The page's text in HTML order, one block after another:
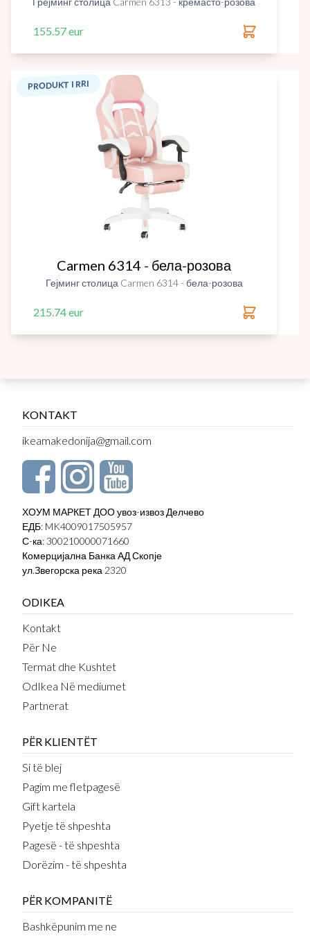
155.57 eur
PRODUKT I RRI
Carmen 6314 - бела-розова
Гејминг столица Carmen 6314 - бела-розова
215.74 eur
KONTAKT
ikeamakedonija@gmail.com
ХОУМ МАРКЕТ ДОО увоз-извоз Делчево
ЕДБ: MK4009017505957
С-ка: 300210000071660
Комерцијална Банка АД Скопје
ул.Звегорска река 2320
ODIKEA
Kontakt
Për Ne
Termat dhe Kushtet
OdIkea Në mediumet
Partnerat
PËR KLIENTËT
Si të blej
Pagim me fletpagesë
Gift kartela
Pyetje të shpeshta
Pagesë - të shpeshta
Dorëzim - të shpeshta
PËR KOMPANITË
Bashkëpunim me ne